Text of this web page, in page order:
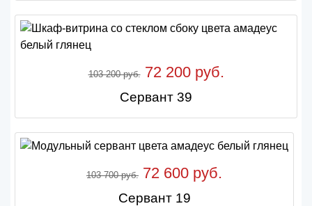
103 200 руб.72 200 руб.
Сервант 39
103 700 руб. 72 600 руб.
Сервант 19